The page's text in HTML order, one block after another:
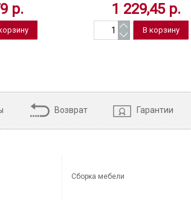
р. 1 229,45 р.
Возврат Гарантии
Сборка мебели